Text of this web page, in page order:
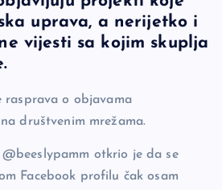
uprava, a nerijetko i
vijesti sa kojim skuplja
rasprava o objavama
društvenim mrežama.
otkrio je da se
Facebook profilu čak osam